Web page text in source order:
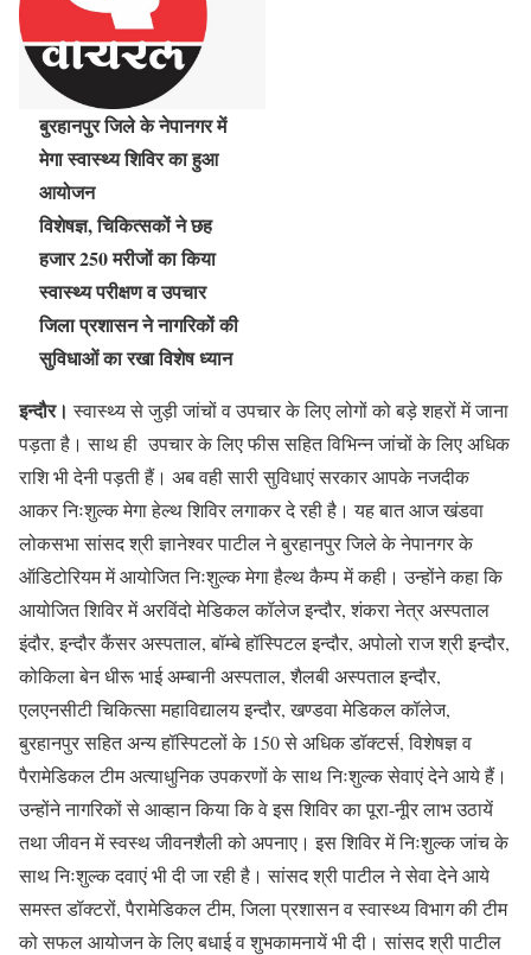
बुरहानपुर जिले के नेपानगर में
मेगा स्वास्थ्य शिविर का हुआ
आयोजन
विशेषज्ञ, चिकित्सकों ने छह
हजार 250 मरीजों का किया
स्वास्थ्य परीक्षण व उपचार
जिला प्रशासन ने नागरिकों की
सुविधाओं का रखा विशेष ध्यान
इन्दौर। स्वास्थ्य से जुड़ी जांचों व उपचार के लिए लोगों को बड़े शहरों में जाना
पड़ता है। साथ ही उपचार के लिए फीस सहित विभिन्न जांचों के लिए अधिक
राशि भी देनी पड़ती हैं। अब वही सारी सुविधाएं सरकार आपके नजदीक
आकर निःशुल्क मेगा हेल्थ शिविर लगाकर दे रही है। यह बात आज खंडवा
लोकसभा सांसद श्री ज्ञानेश्वर पाटील ने बुरहानपुर जिले के नेपानगर के
ऑडिटोरियम में आयोजित निःशुल्क मेगा हैल्थ कैम्प में कही। उन्होंने कहा कि
आयोजित शिविर में अरविंदो मेडिकल कॉलेज इन्दौर, शंकरा नेत्र अस्पताल
इंदौर, इन्दौर कैंसर अस्पताल, बॉम्बे हॉस्पिटल इन्दौर, अपोलो राज श्री इन्दौर,
कोकिला बेन धीरू भाई अम्बानी अस्पताल, शैलबी अस्पताल इन्दौर,
एलएनसीटी चिकित्सा महाविद्यालय इन्दौर, खण्डवा मेडिकल कॉलेज,
बुरहानपुर सहित अन्य हॉस्पिटलों के 150 से अधिक डॉक्टर्स, विशेषज्ञ व
पैरामेडिकल टीम अत्याधुनिक उपकरणों के साथ निःशुल्क सेवाएं देने आये हैं।
उन्होंने नागरिकों से आव्हान किया कि वे इस शिविर का पूरा-नूीर लाभ उठायें
तथा जीवन में स्वस्थ जीवनशैली को अपनाए। इस शिविर में निःशुल्क जांच के
साथ निःशुल्क दवाएं भी दी जा रही है। सांसद श्री पाटील ने सेवा देने आये
समस्त डॉक्टरों, पैरामेडिकल टीम, जिला प्रशासन व स्वास्थ्य विभाग की टीम
को सफल आयोजन के लिए बधाई व शुभकामनायें भी दी। सांसद श्री पाटील